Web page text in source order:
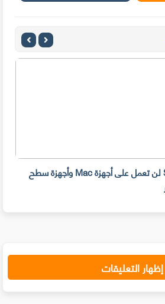
مرشحات Snap Camera لن تعمل على أجهزة Mac وأجهزة سطح
إظهار التعليقات